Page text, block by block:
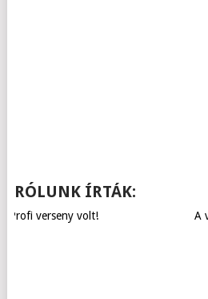
RÓLUNK ÍRTÁK:
A verseny különben nagyon
Gratulálok hozzá! Üdv,